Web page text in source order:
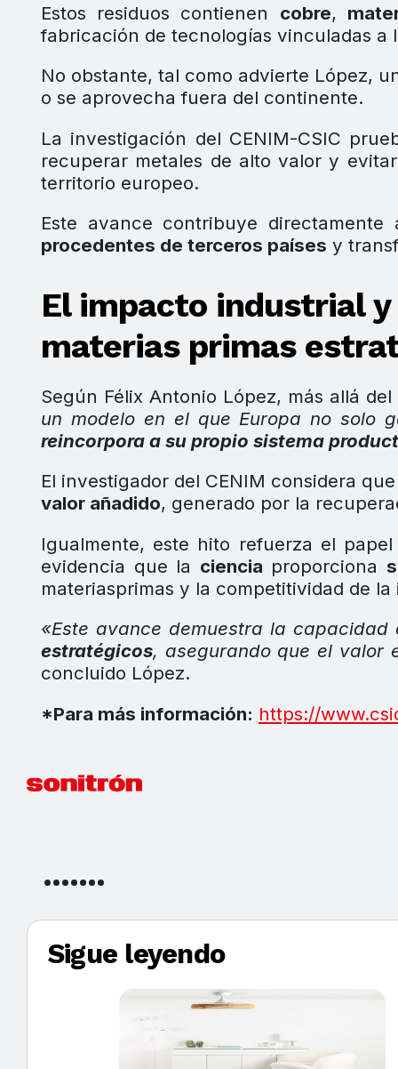
Estos residuos contienen cobre,
fabricación de tecnologías vinculadas
No obstante, tal como advierte López,
o se aprovecha fuera del continente.
La investigación del CENIM-CSIC
recuperar metales de alto valor y
territorio europeo.
Este avance contribuye
procedentes de terceros países y
El impacto industrial
materias primas
Según Félix Antonio López, más allá
un modelo en el que Europa no solo
reincorpora a su propio sistema
El investigador del CENIM considera
valor añadido, generado por la
Igualmente, este hito refuerza el
evidencia que la ciencia proporciona
materiasprimas y la competitividad de
«Este avance demuestra la
estratégicos, asegurando que el valor
concluido López.
*Para más información: https://
Sigue leyendo